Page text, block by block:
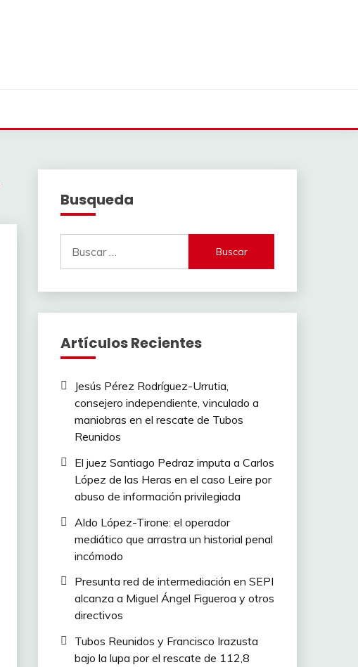
Busqueda
Artículos Recientes
Jesús Pérez Rodríguez-Urrutia,
consejero independiente, vinculado a
maniobras en el rescate de Tubos
Reunidos
El juez Santiago Pedraz imputa a Carlos
López de las Heras en el caso Leire por
abuso de información privilegiada
Aldo López-Tirone: el operador
mediático que arrastra un historial penal
incómodo
Presunta red de intermediación en SEPI
alcanza a Miguel Ángel Figueroa y otros
directivos
Tubos Reunidos y Francisco Irazusta
bajo la lupa por el rescate de 112,8